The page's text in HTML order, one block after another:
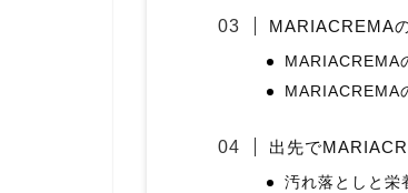
MARIACREMA
MARIACREMA
MARIACREMA
出先で
汚れ落としと栄